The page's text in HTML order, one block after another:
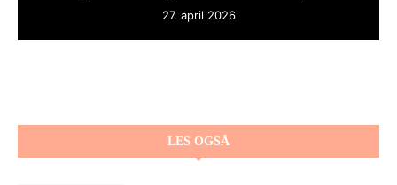
27. april 2026
LES OGSÅ